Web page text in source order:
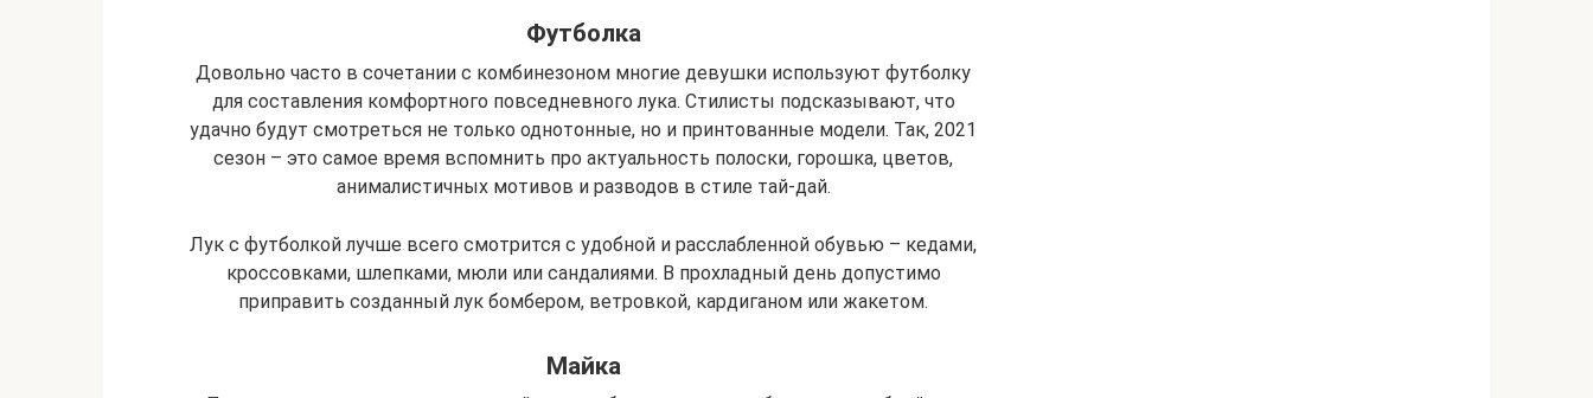
Футболка
Довольно часто в сочетании с комбинезоном многие девушки используют футболку
для составления комфортного повседневного лука. Стилисты подсказывают, что
удачно будут смотреться не только однотонные, но и принтованные модели. Так, 2021
сезон – это самое время вспомнить про актуальность полоски, горошка, цветов,
анималистичных мотивов и разводов в стиле тай-дай.
Лук с футболкой лучше всего смотрится с удобной и расслабленной обувью – кедами,
кроссовками, шлепками, мюли или сандалиями. В прохладный день допустимо
приправить созданный лук бомбером, ветровкой, кардиганом или жакетом.
Майка